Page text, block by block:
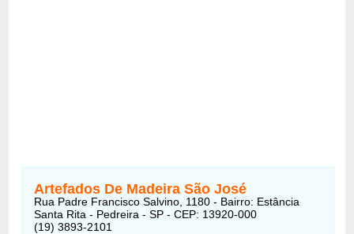
Artefados De Madeira São José
Rua Padre Francisco Salvino, 1180 - Bairro: Estância
Santa Rita - Pedreira - SP - CEP: 13920-000
(19) 3893-2101